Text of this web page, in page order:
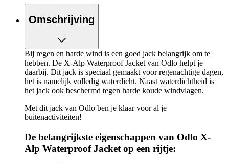
Omschrijving
Bij regen en harde wind is een goed jack belangrijk om te
hebben. De X-Alp Waterproof Jacket van Odlo helpt je
daarbij. Dit jack is speciaal gemaakt voor regenachtige dagen,
het is namelijk volledig waterdicht. Naast waterdichtheid is
het jack ook beschermd tegen harde koude windvlagen.
Met dit jack van Odlo ben je klaar voor al je
buitenactiviteiten!
De belangrijkste eigenschappen van Odlo X-
Alp Waterproof Jacket op een rijtje: